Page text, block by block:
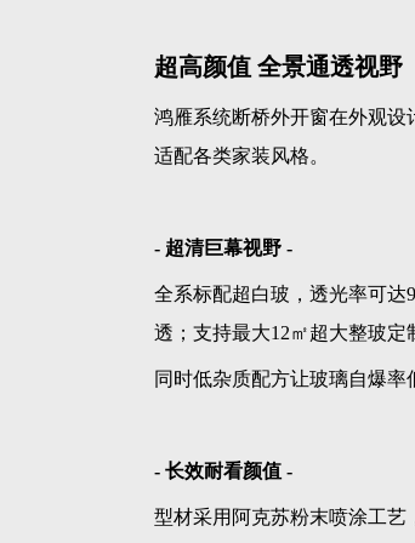
超高颜值 全景通透视野
鸿雁系统断桥外开窗在外观设
适配各类家装风格。
- 超清巨幕视野 -
全系标配超白玻，透光率可达
透；支持最大12㎡超大整玻定
同时低杂质配方让玻璃自爆率
- 长效耐看颜值 -
型材采用阿克苏粉末喷涂工